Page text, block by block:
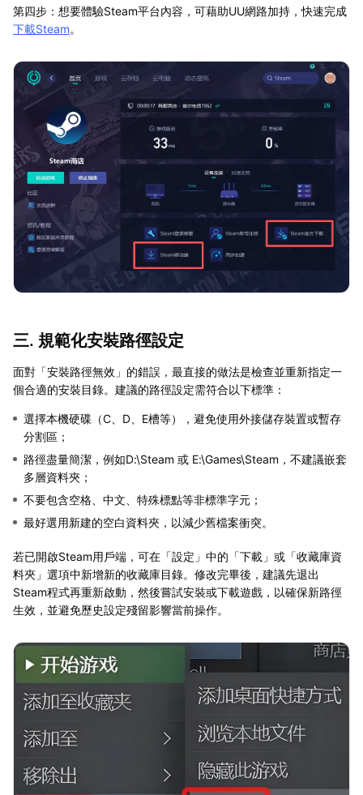
第四步：想要體驗Steam平台內容，可藉助UU網路加持，快速完成
下載Steam。
三. 規範化安裝路徑設定
面對「安裝路徑無效」的錯誤，最直接的做法是檢查並重新指定一
個合適的安裝目錄。建議的路徑設定需符合以下標準：
選擇本機硬碟（C、D、E槽等），避免使用外接儲存裝置或暫存
分割區；
路徑盡量簡潔，例如D:\Steam 或 E:\Games\Steam，不建議嵌套
多層資料夾；
不要包含空格、中文、特殊標點等非標準字元；
最好選用新建的空白資料夾，以減少舊檔案衝突。
若已開啟Steam用戶端，可在「設定」中的「下載」或「收藏庫資
料夾」選項中新增新的收藏庫目錄。修改完畢後，建議先退出
Steam程式再重新啟動，然後嘗試安裝或下載遊戲，以確保新路徑
生效，並避免歷史設定殘留影響當前操作。